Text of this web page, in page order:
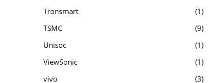
Tronsmart
1
TSMC
9
Unisoc
1
ViewSonic
1
vivo
3